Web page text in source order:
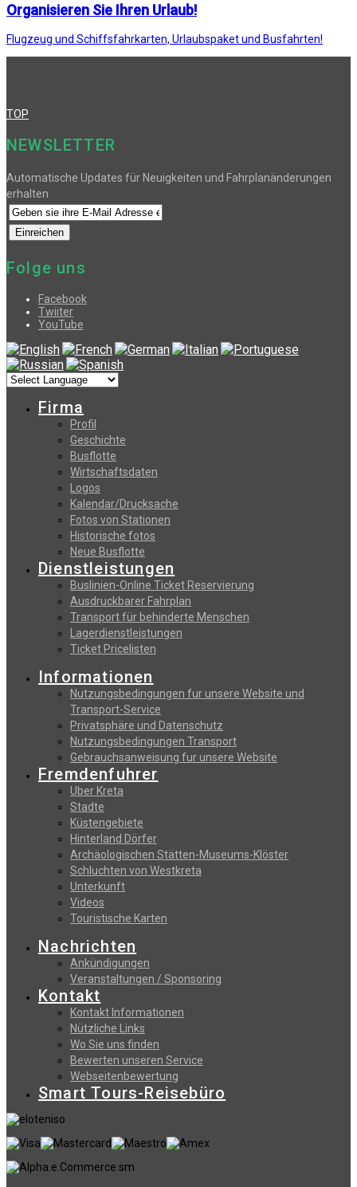
Organisieren Sie Ihren Urlaub!
Flugzeug und Schiffsfahrkarten, Urlaubspaket und Busfahrten!
TOP
NEWSLETTER
Automatische Updates für Neuigkeiten und Fahrplanänderungen
erhalten
Folge uns
Facebook
Twiiter
YouTube
Firma
Profil
Geschichte
Busflotte
Wirtschaftsdaten
Logos
Kalendar/Drucksache
Fotos von Stationen
Historische fotos
Neue Busflotte
Dienstleistungen
Buslinien-Online Ticket Reservierung
Αusdruckbarer Fahrplan
Transport für behinderte Menschen
Lagerdienstleistungen
Ticket Pricelisten
Informationen
Nutzungsbedingungen fur unsere Website und
Transport-Service
Privatsphäre und Datenschutz
Nutzungsbedingungen Transport
Gebrauchsanweisung fur unsere Website
Fremdenfuhrer
Uber Kreta
Stadte
Küstengebiete
Hinterland Dörfer
Archäologischen Stätten-Museums-Klöster
Schluchten von Westkreta
Unterkunft
Videos
Touristische Karten
Nachrichten
Ankündigungen
Veranstaltungen / Sponsoring
Kontakt
Kontakt Informationen
Nützliche Links
Wo Sie uns finden
Bewerten unseren Service
Webseitenbewertung
Smart Tours-Reisebüro